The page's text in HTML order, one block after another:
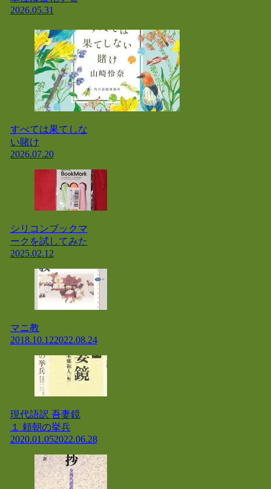
2026.05.31
すべては果てしな
い賭け
2026.07.20
シリコンブックマ
ークを試してみた
2025.02.12
マニ教
2018.10.122022.08.24
現代語訳 吾妻鏡
１ 頼朝の挙兵
2020.01.052022.06.28